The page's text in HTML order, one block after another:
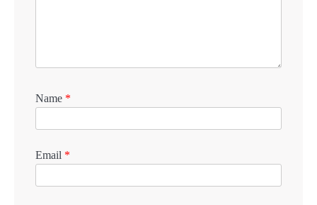
Name *
Email *